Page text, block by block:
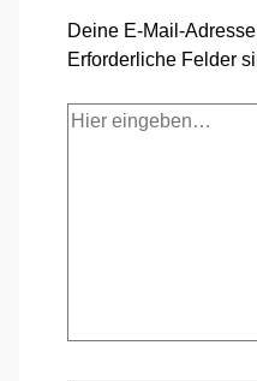
Deine E-Mail-
Erforderliche Felder
Hier